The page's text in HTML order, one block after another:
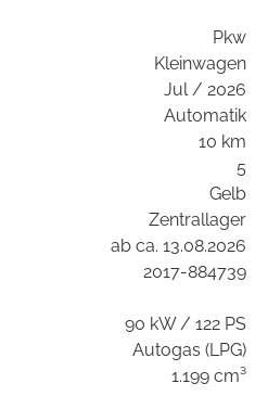
Pkw
Kleinwagen
Jul / 2026
Automatik
10 km
5
Gelb
Zentrallager
ab ca. 13.08.2026
2017-884739
90 kW / 122 PS
Autogas (LPG)
1.199 cm³